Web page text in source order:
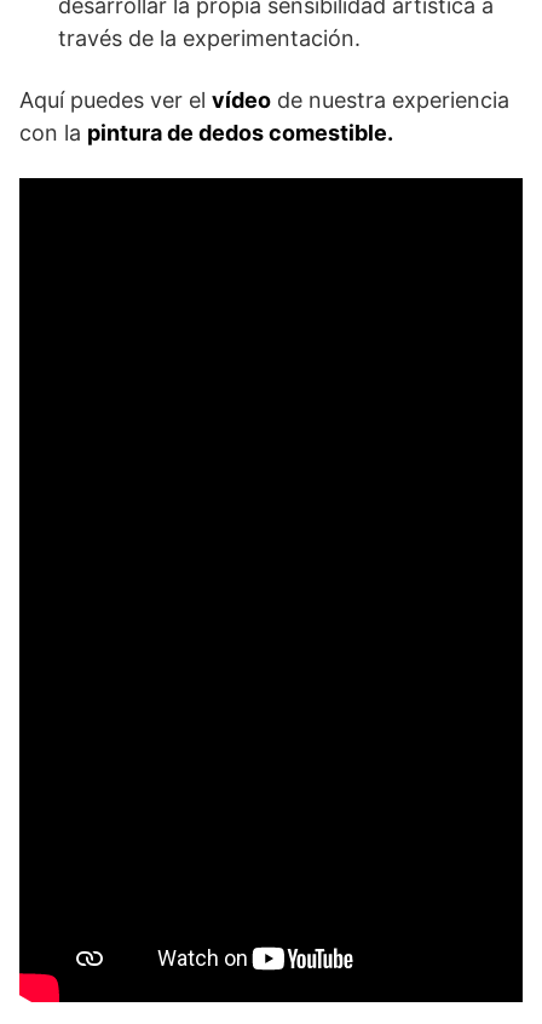
desarrollar la propia sensibilidad artística a
través de la experimentación.
Aquí puedes ver el vídeo de nuestra experiencia
con la pintura de dedos comestible.